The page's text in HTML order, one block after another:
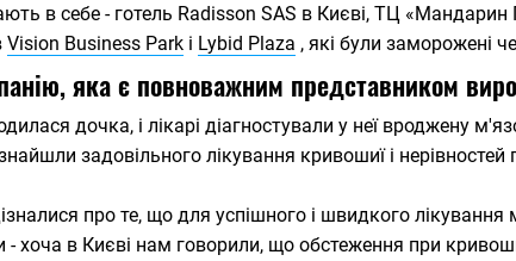
в себе - готель Radisson SAS в Києві, ТЦ «Мандарин
Vision Business Park і Lybid Plaza , які були заморожені
яка є повноважним представником
дочка, і лікарі діагностували у неї вроджену
задовільного лікування кривошиї і
про те, що для успішного і швидкого лікування
хоча в Києві нам говорили, що обстеження при